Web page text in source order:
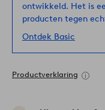
ontwikkeld. Het is
producten tegen
Ontdek Basic
Productverklaring